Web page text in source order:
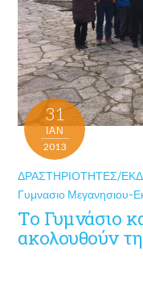
31
ΙΑΝ
2013
ΔΡΑΣΤΗΡΙΌΤΗΤΕΣ/
Γυμνασιο Μεγανησιου-
Το Γυμνάσιο
ακολουθούν